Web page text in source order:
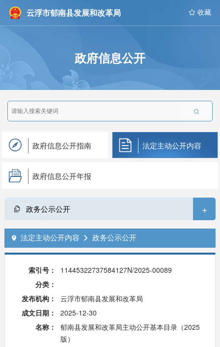
云浮市郁南县发展和改革局  收藏
政府信息公开

政府信息公开指南 法定主动公开内容
政府信息公开年报
政务公示公开 +
 法定主动公开内容  政务公示公开
索引号：
11445322737584127N/2025-00089
分类：
发布机构：
云浮市郁南县发展和改革局
成文日期：
2025-12-30
名称：
郁南县发展和改革局主动公开基本目录（2025
版）